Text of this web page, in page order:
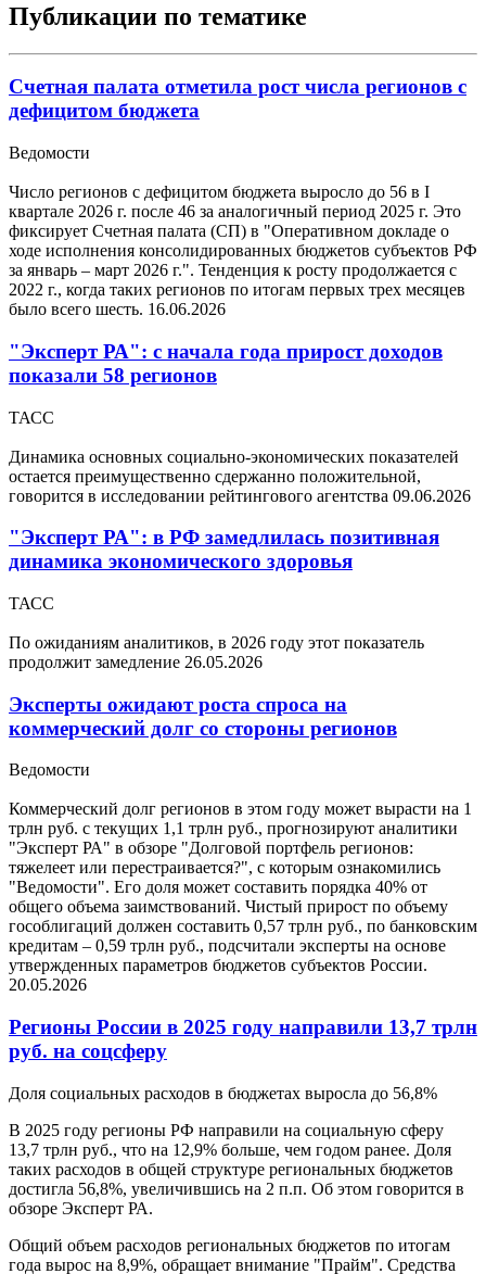
Публикации по тематике
Счетная палата отметила рост числа регионов с
дефицитом бюджета
Ведомости
Число регионов с дефицитом бюджета выросло до 56 в I
квартале 2026 г. после 46 за аналогичный период 2025 г. Это
фиксирует Счетная палата (СП) в "Оперативном докладе о
ходе исполнения консолидированных бюджетов субъектов РФ
за январь – март 2026 г.". Тенденция к росту продолжается с
2022 г., когда таких регионов по итогам первых трех месяцев
было всего шесть. 16.06.2026
"Эксперт РА": с начала года прирост доходов
показали 58 регионов
ТАСС
Динамика основных социально-экономических показателей
остается преимущественно сдержанно положительной,
говорится в исследовании рейтингового агентства 09.06.2026
"Эксперт РА": в РФ замедлилась позитивная
динамика экономического здоровья
ТАСС
По ожиданиям аналитиков, в 2026 году этот показатель
продолжит замедление 26.05.2026
Эксперты ожидают роста спроса на
коммерческий долг со стороны регионов
Ведомости
Коммерческий долг регионов в этом году может вырасти на 1
трлн руб. с текущих 1,1 трлн руб., прогнозируют аналитики
"Эксперт РА" в обзоре "Долговой портфель регионов:
тяжелеет или перестраивается?", с которым ознакомились
"Ведомости". Его доля может составить порядка 40% от
общего объема заимствований. Чистый прирост по объему
гособлигаций должен составить 0,57 трлн руб., по банковским
кредитам – 0,59 трлн руб., подсчитали эксперты на основе
утвержденных параметров бюджетов субъектов России.
20.05.2026
Регионы России в 2025 году направили 13,7 трлн
руб. на соцсферу
Доля социальных расходов в бюджетах выросла до 56,8%
В 2025 году регионы РФ направили на социальную сферу
13,7 трлн руб., что на 12,9% больше, чем годом ранее. Доля
таких расходов в общей структуре региональных бюджетов
достигла 56,8%, увеличившись на 2 п.п. Об этом говорится в
обзоре Эксперт РА.
Общий объем расходов региональных бюджетов по итогам
года вырос на 8,9%, обращает внимание "Прайм". Средства